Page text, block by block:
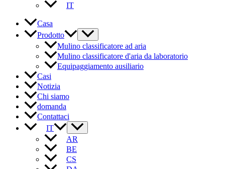
IT
Casa
Prodotto
Mulino classificatore ad aria
Mulino classificatore d'aria da laboratorio
Equipaggiamento ausiliario
Casi
Notizia
Chi siamo
domanda
Contattaci
IT
AR
BE
CS